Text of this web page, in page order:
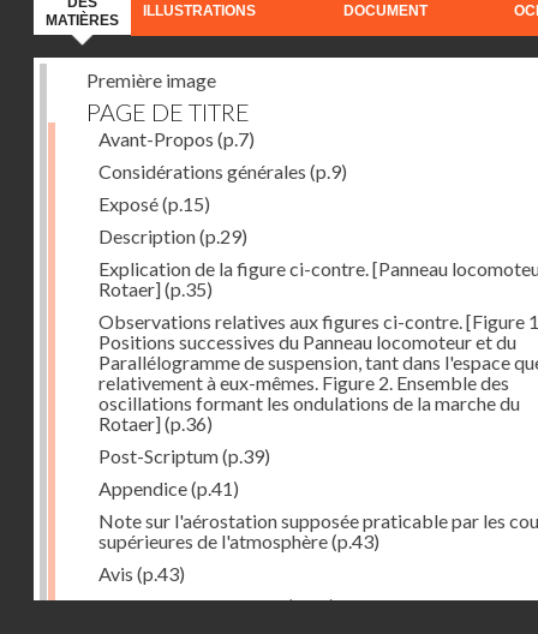
MATIÈRES
ILLUSTRATIONS
DOCUMENT
Première image
PAGE DE TITRE
Avant-Propos (p.7)
Considérations générales (p.9)
Exposé(p.15)
Description(p.29)
Explication de la figure ci-contre. [Panneau
Rotaer](p.35)
Observations relatives aux figures ci-contre. [Figure
Positions successives du Panneau locomoteur et du
Parallélogramme de suspension, tant dans l'espace
relativement à eux-mêmes. Figure 2. Ensemble des
oscillations formant les ondulations de la marche du
Rotaer](p.36)
Post-Scriptum(p.39)
Appendice(p.41)
Note sur l'aérostation supposée praticable par les
supérieures de l'atmosphère(p.43)
Avis (p.43)
Historique du système(p.44)